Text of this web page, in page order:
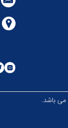
می باشد.